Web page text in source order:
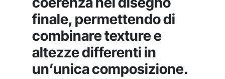
finale, permettendo di
combinare texture e
altezze differenti in
un’unica composizione.